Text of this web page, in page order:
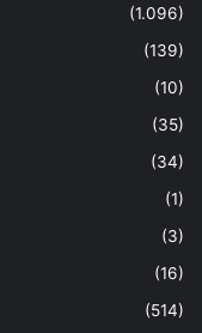
(1.096)
(139)
(10)
(35)
(34)
(1)
(3)
(16)
(514)